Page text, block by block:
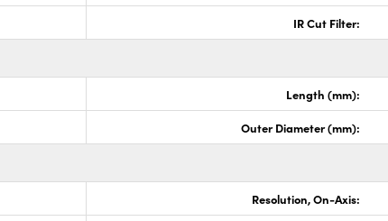
IR Cut Filter:
Length (mm):
Outer Diameter (mm):
Resolution, On-Axis: